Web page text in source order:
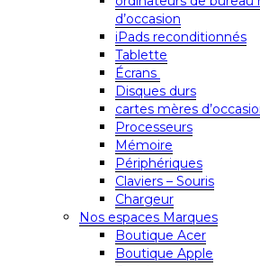
d’occasion
iPads reconditionnés
Tablette
Écrans
Disques durs
cartes mères
Processeurs
Mémoire
Périphériques
Claviers – Souris
Chargeur
Nos espaces Marques
Boutique Acer
Boutique Apple